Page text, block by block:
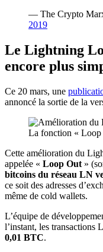
— The Crypto
2019
Le Lightning
encore plus
Ce 20 mars, une
annoncé la sortie de la
La fonction «
Cette amélioration du
appelée « Loop Out »
bitcoins du réseau LN
ce soit des adresses
même de cold wallets.
L’équipe de
l’instant, les transactions
0,01 BTC.